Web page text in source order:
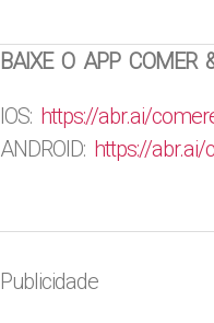
BAIXE O APP COMER
IOS: https://abr.ai/
ANDROID: https://abr.ai/
Publicidade